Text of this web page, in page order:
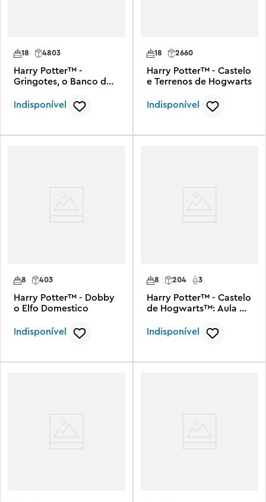
4803
18
Harry Potter™ -
Gringotes, o Banco dos
Colecionador
Indisponível
18 2660
Harry Potter™ - Castelo
e Terrenos de Hogwarts
Indisponível
403
8
Harry Potter™ - Dobby
o Elfo Domestico
Indisponível
204
8 3
Harry Potter™ - Castelo
de Hogwarts™: Aula de
Indisponível